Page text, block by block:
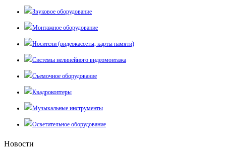
Звуковое оборудование
Монтажное оборудование
Носители (видеокассеты, карты памяти)
Системы нелинейного видеомонтажа
Съемочное оборудование
Квадрокоптеры
Музыкальные инструменты
Осветительное оборудование
Новости